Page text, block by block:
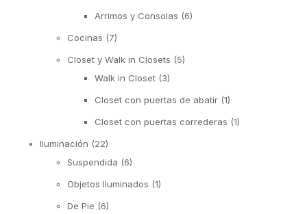
Arrimos y Consolas (6)
Cocinas (7)
Closet y Walk in Closets (5)
Walk in Closet (3)
Closet con puertas de abatir (1)
Closet con puertas correderas (1)
Iluminación (22)
Suspendida (6)
Objetos Iluminados (1)
De Pie (6)